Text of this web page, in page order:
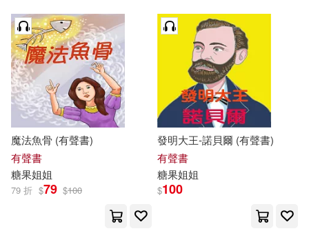
魔法魚骨 (有聲書)
有聲書
糖果姐姐
79 折 $79 $100
發明大王-諾貝爾 (有聲書)
有聲書
糖果姐姐
$100